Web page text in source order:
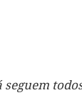
seguem